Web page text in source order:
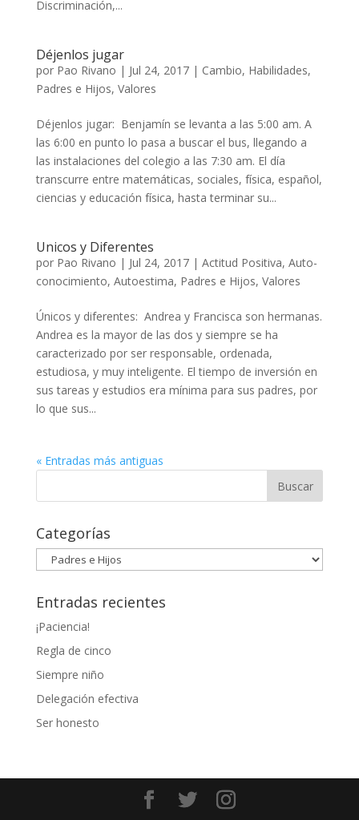
Discriminación,...
Déjenlos jugar
por Pao Rivano | Jul 24, 2017| Cambio, Habilidades,
Padres e Hijos, Valores
Déjenlos jugar: Benjamín se levanta a las 5:00 am. A
las 6:00 en punto lo pasa a buscar el bus, llegando a
las instalaciones del colegio a las 7:30 am. El día
transcurre entre matemáticas, sociales, física, español,
ciencias y educación física, hasta terminar su...
Unicos y Diferentes
por Pao Rivano | Jul 24, 2017| Actitud Positiva, Auto-
conocimiento, Autoestima, Padres e Hijos, Valores
Únicos y diferentes: Andrea y Francisca son hermanas.
Andrea es la mayor de las dos y siempre se ha
caracterizado por ser responsable, ordenada,
estudiosa, y muy inteligente. El tiempo de inversión en
sus tareas y estudios era mínima para sus padres, por
lo que sus...
« Entradas más antiguas
Categorías
Categorías
Entradas recientes
¡Paciencia!
Regla de cinco
Siempre niño
Delegación efectiva
Ser honesto